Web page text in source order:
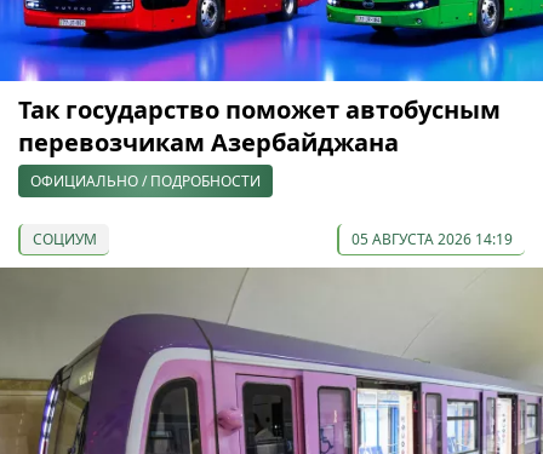
Так государство поможет автобусным
перевозчикам Азербайджана
ОФИЦИАЛЬНО / ПОДРОБНОСТИ
СОЦИУМ 05 АВГУСТА 2026 14:19